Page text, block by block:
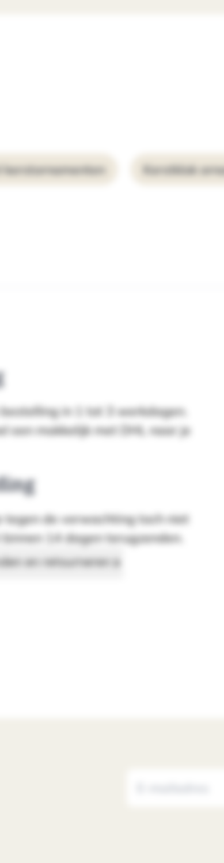
kerstornamenten Kerstklok
in 1 tot 3 werkdagen.
een makkelijk met DHL naar je
tegen de verwachting toch niet
14 dagen terugzenden.
en retourneren